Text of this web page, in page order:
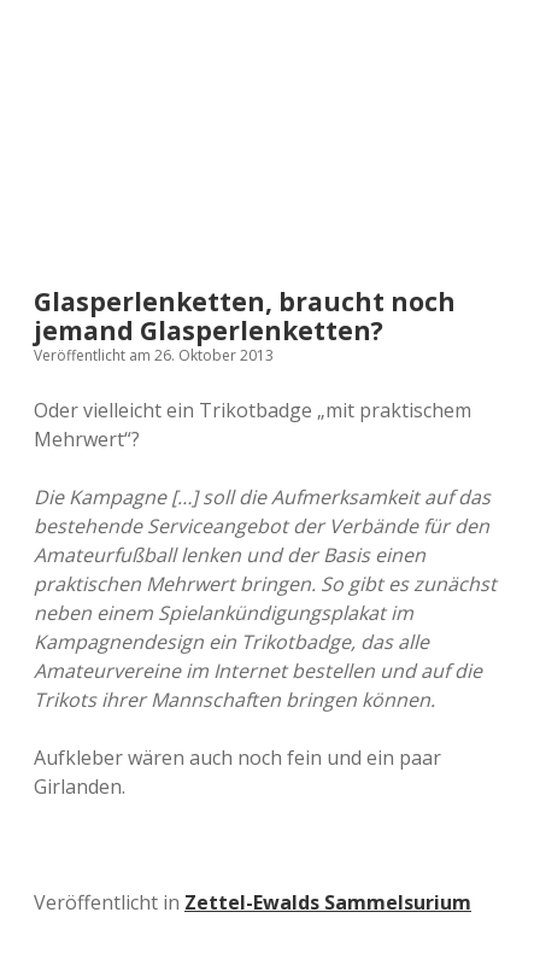
Glasperlenketten, braucht noch
jemand Glasperlenketten?
Veröffentlicht am 26. Oktober 2013
Oder vielleicht ein Trikotbadge „mit praktischem
Mehrwert“?
Die Kampagne […] soll die Aufmerksamkeit auf das
bestehende Serviceangebot der Verbände für den
Amateurfußball lenken und der Basis einen
praktischen Mehrwert bringen. So gibt es zunächst
neben einem Spielankündigungsplakat im
Kampagnendesign ein Trikotbadge, das alle
Amateurvereine im Internet bestellen und auf die
Trikots ihrer Mannschaften bringen können.
Aufkleber wären auch noch fein und ein paar
Girlanden.
Veröffentlicht in Zettel-Ewalds Sammelsurium